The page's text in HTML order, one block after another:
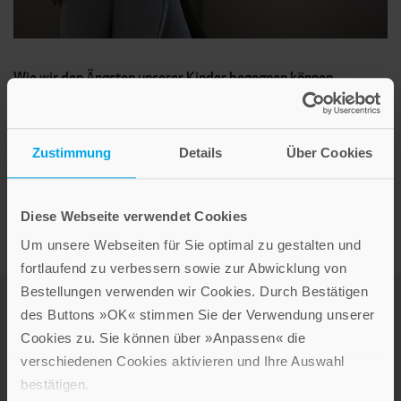
Zustimmung Details Über Cookies
Diese Webseite verwendet Cookies
Um unsere Webseiten für Sie optimal zu gestalten und
fortlaufend zu verbessern sowie zur Abwicklung von
Bestellungen verwenden wir Cookies. Durch Bestätigen
des Buttons »OK« stimmen Sie der Verwendung unserer
Cookies zu. Sie können über »Anpassen« die
verschiedenen Cookies aktivieren und Ihre Auswahl
bestätigen.
Wie wir den Ängsten unserer Kinder begegnen können
Unsere Autorin Elisabeth Raffauf setzt sich mit einem neuen
beunruhigenden Phänomen auseinander: Die Angst der Kinder
und Jugendlichen in der heutigen Zeit.